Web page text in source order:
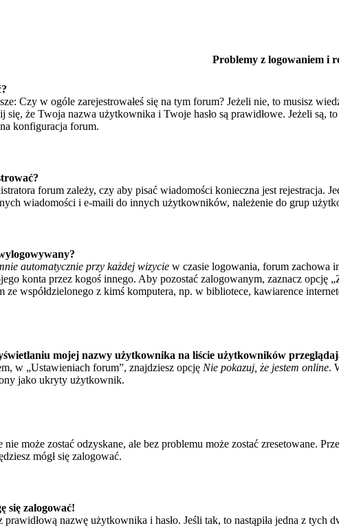
Problemy z logowaniem i
Czy w ogóle zarejestrowałeś się na tym forum? Jeżeli nie, to musisz
się, że Twoja nazwa użytkownika i Twoje hasło są prawidłowe. Jeżeli są,
konfiguracja forum.
forum zależy, czy aby pisać wiadomości konieczna jest rejestracja.
wiadomości i e-maili do innych użytkowników, należenie do grup
automatycznie przy każdej wizycie w czasie logowania, forum zachowa
konta przez kogoś innego. Aby pozostać zalogowanym, zaznacz
ze współdzielonego z kimś komputera, np. w bibliotece, kawiarence
mojej nazwy użytkownika na liście użytkowników
w „Ustawieniach forum”, znajdziesz opcję Nie pokazuj, że jestem online.
jako ukryty użytkownik.
może zostać odzyskane, ale bez problemu może zostać zresetowane.
mógł się zalogować.
się zalogować!
nazwę użytkownika i hasło. Jeśli tak, to nastąpiła jedna z